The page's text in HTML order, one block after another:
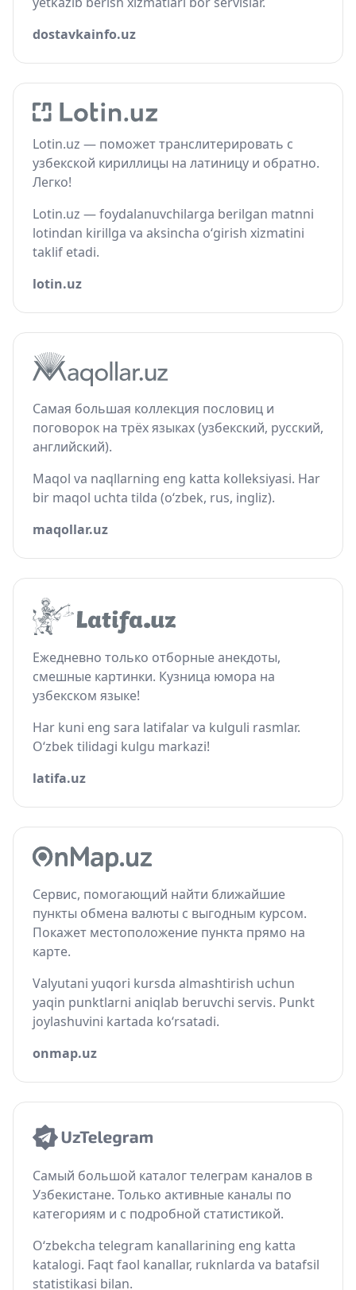
dostavkainfo.uz
Lotin.uz — поможет транслитерировать с
узбекской кириллицы на латиницу и обратно.
Легко!
Lotin.uz — foydalanuvchilarga berilgan matnni
lotindan kirillga va aksincha o‘girish xizmatini
taklif etadi.
lotin.uz
Самая большая коллекция пословиц и
поговорок на трёх языках (узбекский, русский,
английский).
Maqol va naqllarning eng katta kolleksiyasi. Har
bir maqol uchta tilda (o‘zbek, rus, ingliz).
maqollar.uz
Ежедневно только отборные анекдоты,
смешные картинки. Кузница юмора на
узбекском языке!
Har kuni eng sara latifalar va kulguli rasmlar.
O‘zbek tilidagi kulgu markazi!
latifa.uz
Сервис, помогающий найти ближайшие
пункты обмена валюты с выгодным курсом.
Покажет местоположение пункта прямо на
карте.
Valyutani yuqori kursda almashtirish uchun
yaqin punktlarni aniqlab beruvchi servis. Punkt
joylashuvini kartada ko‘rsatadi.
onmap.uz
Самый большой каталог телеграм каналов в
Узбекистане. Только активные каналы по
категориям и с подробной статистикой.
O‘zbekcha telegram kanallarining eng katta
katalogi. Faqt faol kanallar, ruknlarda va batafsil
statistikasi bilan.